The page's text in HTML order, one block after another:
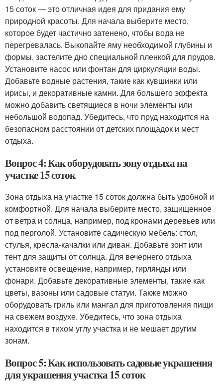
15 соток — это отличная идея для придания ему
природной красоты. Для начала выберите место,
которое будет частично затенено, чтобы вода не
перегревалась. Выкопайте яму необходимой глубины и
формы, застелите дно специальной пленкой для прудов.
Установите насос или фонтан для циркуляции воды.
Добавьте водные растения, такие как кувшинки или
ирисы, и декоративные камни. Для большего эффекта
можно добавить светящиеся в ночи элементы или
небольшой водопад. Убедитесь, что пруд находится на
безопасном расстоянии от детских площадок и мест
отдыха.
Вопрос 4: Как оборудовать зону отдыха на
участке 15 соток
Зона отдыха на участке 15 соток должна быть удобной и
комфортной. Для начала выберите место, защищенное
от ветра и солнца, например, под кронами деревьев или
под перголой. Установите садическую мебель: стол,
стулья, кресла-качалки или диван. Добавьте зонт или
тент для защиты от солнца. Для вечернего отдыха
установите освещение, например, гирлянды или
фонари. Добавьте декоративные элементы, такие как
цветы, вазоны или садовые статуи. Также можно
оборудовать гриль или мангал для приготовления пищи
на свежем воздухе. Убедитесь, что зона отдыха
находится в тихом углу участка и не мешает другим
зонам.
Вопрос 5: Как использовать садовые украшения
для украшения участка 15 соток